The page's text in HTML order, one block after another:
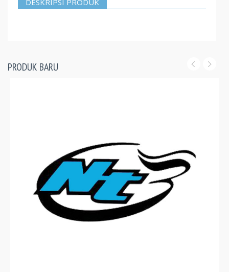
DESKRIPSI PRODUK
PRODUK BARU